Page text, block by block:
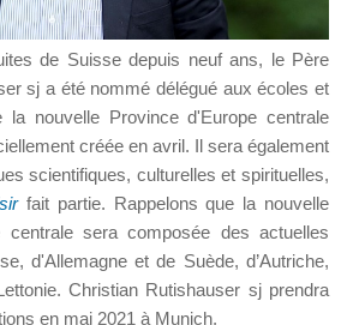
de Suisse depuis neuf ans, le Père
sj a été nommé délégué aux écoles et
la nouvelle Province d'Europe centrale
créée en avril. Il sera également
scientifiques, culturelles et spirituelles,
fait partie. Rappelons que la nouvelle
centrale sera composée des actuelles
d'Allemagne et de Suède, d’Autriche,
Christian Rutishauser sj prendra
en mai 2021 à Munich.